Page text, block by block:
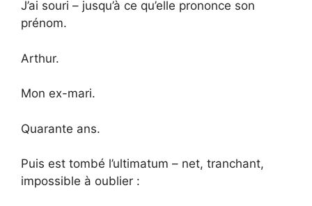
J’ai souri – jusqu’à ce qu’elle prononce son
prénom.
Arthur.
Mon ex-mari.
Quarante ans.
Puis est tombé l’ultimatum – net, tranchant,
impossible à oublier :